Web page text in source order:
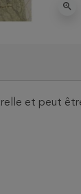
zoom_in
et peut